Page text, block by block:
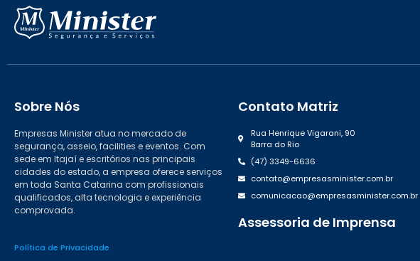
Sobre Nós
Empresas Minister atua no mercado de
segurança, asseio, facilities e eventos. Com
sede em Itajaí e escritórios nas principais
cidades do estado, a empresa oferece serviços
em toda Santa Catarina com profissionais
qualificados, alta tecnologia e experiência
comprovada.
Política de Privacidade
Contato Matriz
Rua Henrique Vigarani, 90
Barra do Rio
(47) 3349-6636
contato@empresasminister.com.br
comunicacao@empresasminister.com.br
(47) 99988.4642
Assessoria de Imprensa